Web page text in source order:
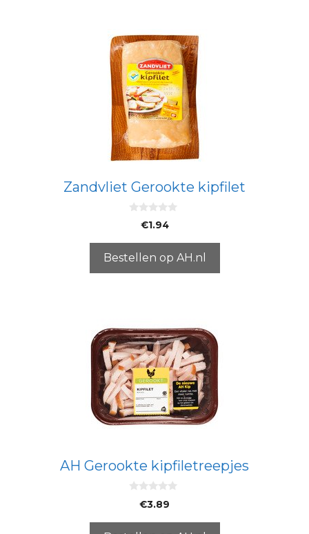
Zandvliet Gerookte kipfilet
5
€1.94
Bestellen op AH.nl
AH Gerookte kipfiletreepjes
€3.89